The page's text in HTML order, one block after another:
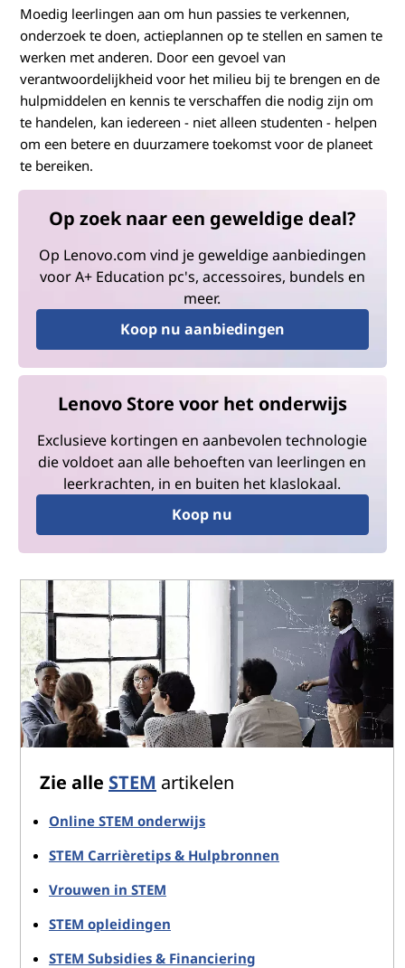
Moedig leerlingen aan om hun passies te verkennen,
onderzoek te doen, actieplannen op te stellen en samen te
werken met anderen. Door een gevoel van
verantwoordelijkheid voor het milieu bij te brengen en de
hulpmiddelen en kennis te verschaffen die nodig zijn om
te handelen, kan iedereen - niet alleen studenten - helpen
om een betere en duurzamere toekomst voor de planeet
te bereiken.
Op zoek naar een geweldige deal?
Op Lenovo.com vind je geweldige aanbiedingen
voor A+ Education pc's, accessoires, bundels en
meer.
Koop nu aanbiedingen
Lenovo Store voor het onderwijs
Exclusieve kortingen en aanbevolen technologie
die voldoet aan alle behoeften van leerlingen en
leerkrachten, in en buiten het klaslokaal.
Koop nu
Zie alle STEM artikelen
Online STEM onderwijs
STEM Carrièretips & Hulpbronnen
Vrouwen in STEM
STEM opleidingen
STEM Subsidies & Financiering